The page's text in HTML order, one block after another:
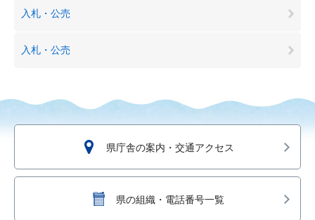
入札・公売
入札・公売
県庁舎の案内・交通アクセス
県の組織・電話番号一覧